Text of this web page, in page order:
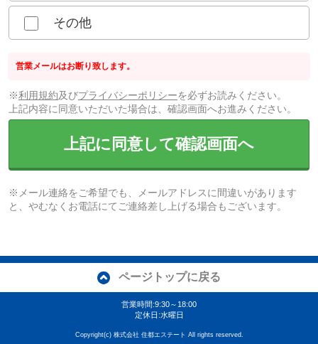
その他
営業メールはお断り致します。
※利用規約及びプライバシーポリシーを必ずお読みください。
上記内容に同意いただいた場合は、確認画面へお進みください。
上記に同意して確認画面へ
※メール連絡をご希望でも、メールアドレスに間違いがあります
と、やむなくお電話にてご連絡差し上げる場合もございます。
ページトップに戻る
営業時間:9:30～18:00
定休日:水曜日
Copyright(c) 株式会社 住都エステート All rights reserved.